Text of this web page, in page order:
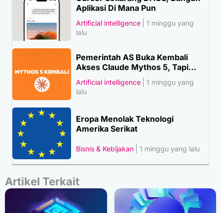
Aplikasi Di Mana Pun
Artificial intelligence
1 minggu yang
lalu
Pemerintah AS Buka Kembali
Akses Claude Mythos 5, Tapi…
Artificial intelligence
1 minggu yang
lalu
Eropa Menolak Teknologi
Amerika Serikat
Bisnis & Kebijakan 1 minggu yang lalu
Artikel Terkait